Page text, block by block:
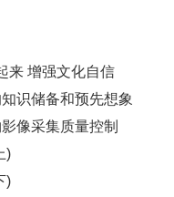
来 增强文化自信
识储备和预先想象
像采集质量控制
)
)